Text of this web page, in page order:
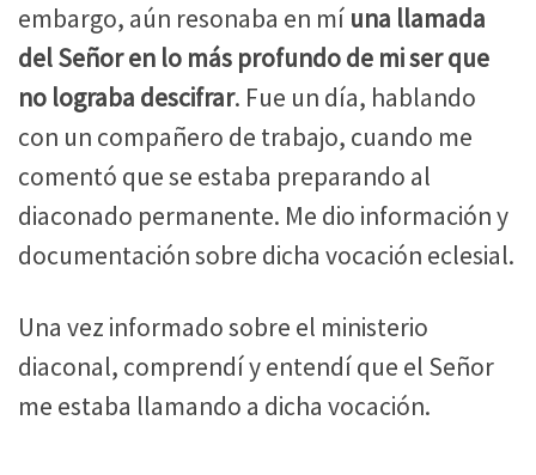
embargo, aún resonaba en mí una llamada
del Señor en lo más profundo de mi ser que
no lograba descifrar. Fue un día, hablando
con un compañero de trabajo, cuando me
comentó que se estaba preparando al
diaconado permanente. Me dio información y
documentación sobre dicha vocación eclesial.
Una vez informado sobre el ministerio
diaconal, comprendí y entendí que el Señor
me estaba llamando a dicha vocación.